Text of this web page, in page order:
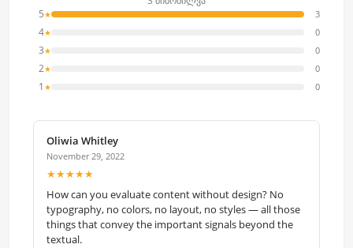
5★ 3
4★ 0
3★ 0
2★ 0
1 ★ 0
Oliwia Whitley
November 29, 2022
★★★★★
How can you evaluate content without design? No
typography, no colors, no layout, no styles — all those
things that convey the important signals beyond the
textual.